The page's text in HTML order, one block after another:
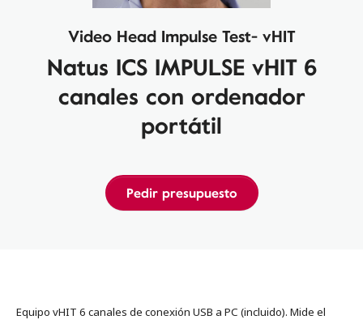
Video Head Impulse Test- vHIT
Natus ICS IMPULSE vHIT 6
canales con ordenador
portátil
Pedir presupuesto
Equipo vHIT 6 canales de conexión USB a PC (incluido). Mide el